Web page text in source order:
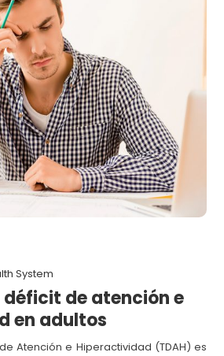
System
de atención e
en adultos
Atención e Hiperactividad (TDAH) es